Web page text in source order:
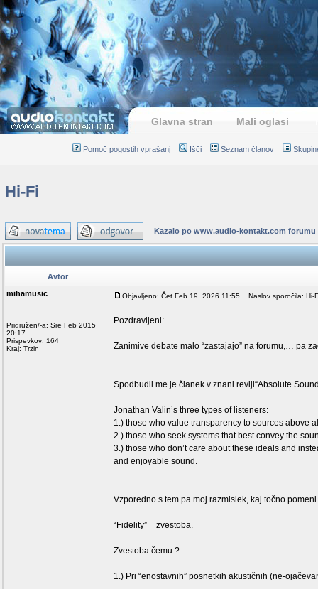
Glavna stran Mali oglasi
Pomoč pogostih vprašanj Išči Seznam članov
Hi-Fi
Kazalo po www.audio-kontakt.com forumu
Avtor
mihamusic
Pridružen/-a: Sre Feb 2015
20:17
Prispevkov: 164
Kraj: Trzin
Objavljeno: Čet Feb 19, 2026 11:55 Naslov sporočila: Hi-
Pozdravljeni:
Zanimive debate malo “zastajajo” na forumu,… pa
Spodbudil me je članek v znani reviji“Absolute
Jonathan Valin’s three types of listeners:
1.) those who value transparency to sources above
2.) those who seek systems that best convey the
3.) those who don’t care about these ideals and
and enjoyable sound.
Vzporedno s tem pa moj razmislek, kaj točno
“Fidelity” = zvestoba.
Zvestoba čemu ?
1.) Pri “enostavnih” posnetkih akustičnih (ne-